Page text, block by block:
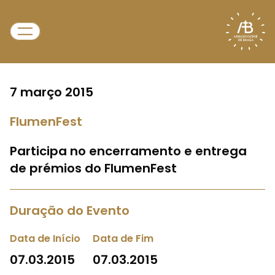
7 março 2015
FlumenFest
Participa no encerramento e entrega
de prémios do FlumenFest
Duração do Evento
Data de Início
07.03.2015
Data de Fim
07.03.2015